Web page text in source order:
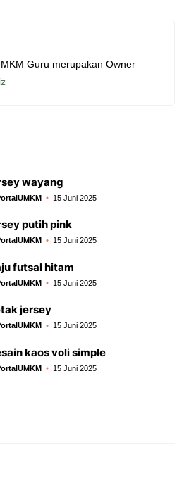
Guru merupakan Owner
wayang
15 Juni 2025
putih pink
15 Juni 2025
futsal hitam
15 Juni 2025
jersey
15 Juni 2025
kaos voli simple
15 Juni 2025